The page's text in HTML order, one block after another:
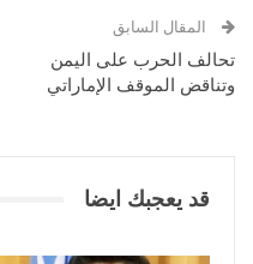
المقال السابق
تحالف الحرب على اليمن
وتناقض الموقف الإماراتي
قد يعجبك ايضا